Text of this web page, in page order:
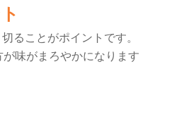
ることがポイントです。
味がまろやかになります